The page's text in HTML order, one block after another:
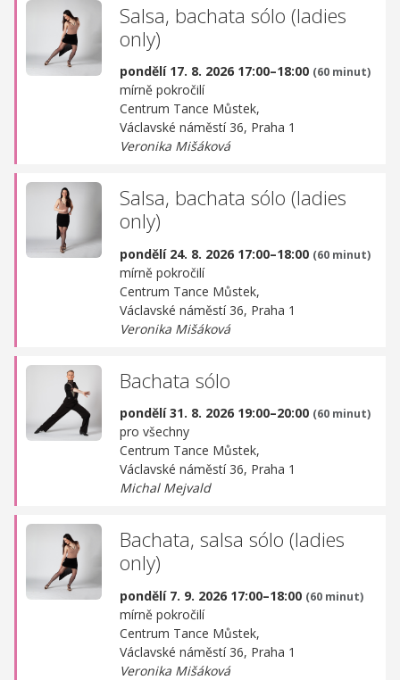
Salsa, bachata sólo (ladies
only)
pondělí 17. 8. 2026 17:00–18:00 (60 minut)
mírně pokročilí
Centrum Tance Můstek,
Václavské náměstí 36, Praha 1
Veronika Mišáková
Salsa, bachata sólo (ladies
only)
pondělí 24. 8. 2026 17:00–18:00 (60 minut)
mírně pokročilí
Centrum Tance Můstek,
Václavské náměstí 36, Praha 1
Veronika Mišáková
Bachata sólo
pondělí 31. 8. 2026 19:00–20:00 (60 minut)
pro všechny
Centrum Tance Můstek,
Václavské náměstí 36, Praha 1
Michal Mejvald
Bachata, salsa sólo (ladies
only)
pondělí 7. 9. 2026 17:00–18:00 (60 minut)
mírně pokročilí
Centrum Tance Můstek,
Václavské náměstí 36, Praha 1
Veronika Mišáková